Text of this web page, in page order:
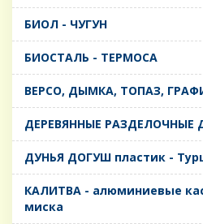
БИОЛ - ЧУГУН
БИОСТАЛЬ - ТЕРМОСА
ВЕРСО, ДЫМКА, ТОПАЗ,
ДЕРЕВЯННЫЕ РАЗДЕЛОЧНЫЕ
ДУНЬЯ ДОГУШ пластик -
КАЛИТВА - алюминиевые
миска